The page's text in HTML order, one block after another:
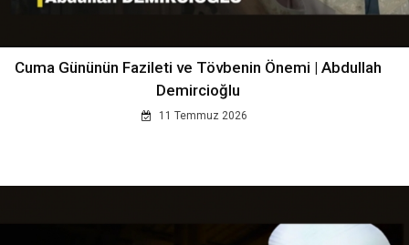
Cuma Gününün Fazileti ve Tövbenin Önemi | Abdullah
Demircioğlu
11 Temmuz 2026